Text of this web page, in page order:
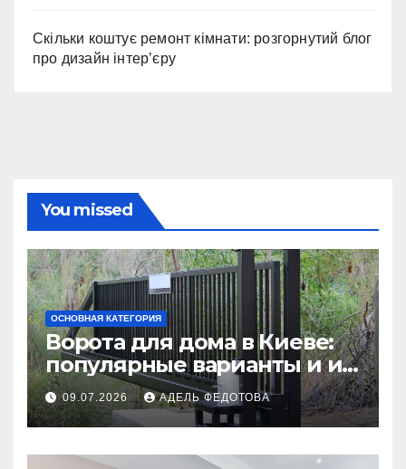
Скільки коштує ремонт кімнати: розгорнутий блог
про дизайн інтер’єру
You missed
ОСНОВНАЯ КАТЕГОРИЯ
Ворота для дома в Киеве:
популярные варианты и их
особенности
09.07.2026 АДЕЛЬ ФЕДОТОВА